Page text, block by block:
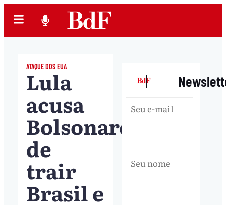
ATAQUE DOS EUA
Lula
acusa
Bolsonaro
de
trair
Brasil e
|